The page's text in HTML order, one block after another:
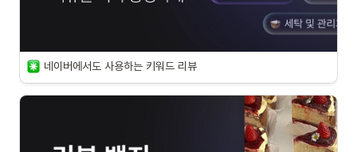
네이버에서도 사용하는 키워드 리뷰